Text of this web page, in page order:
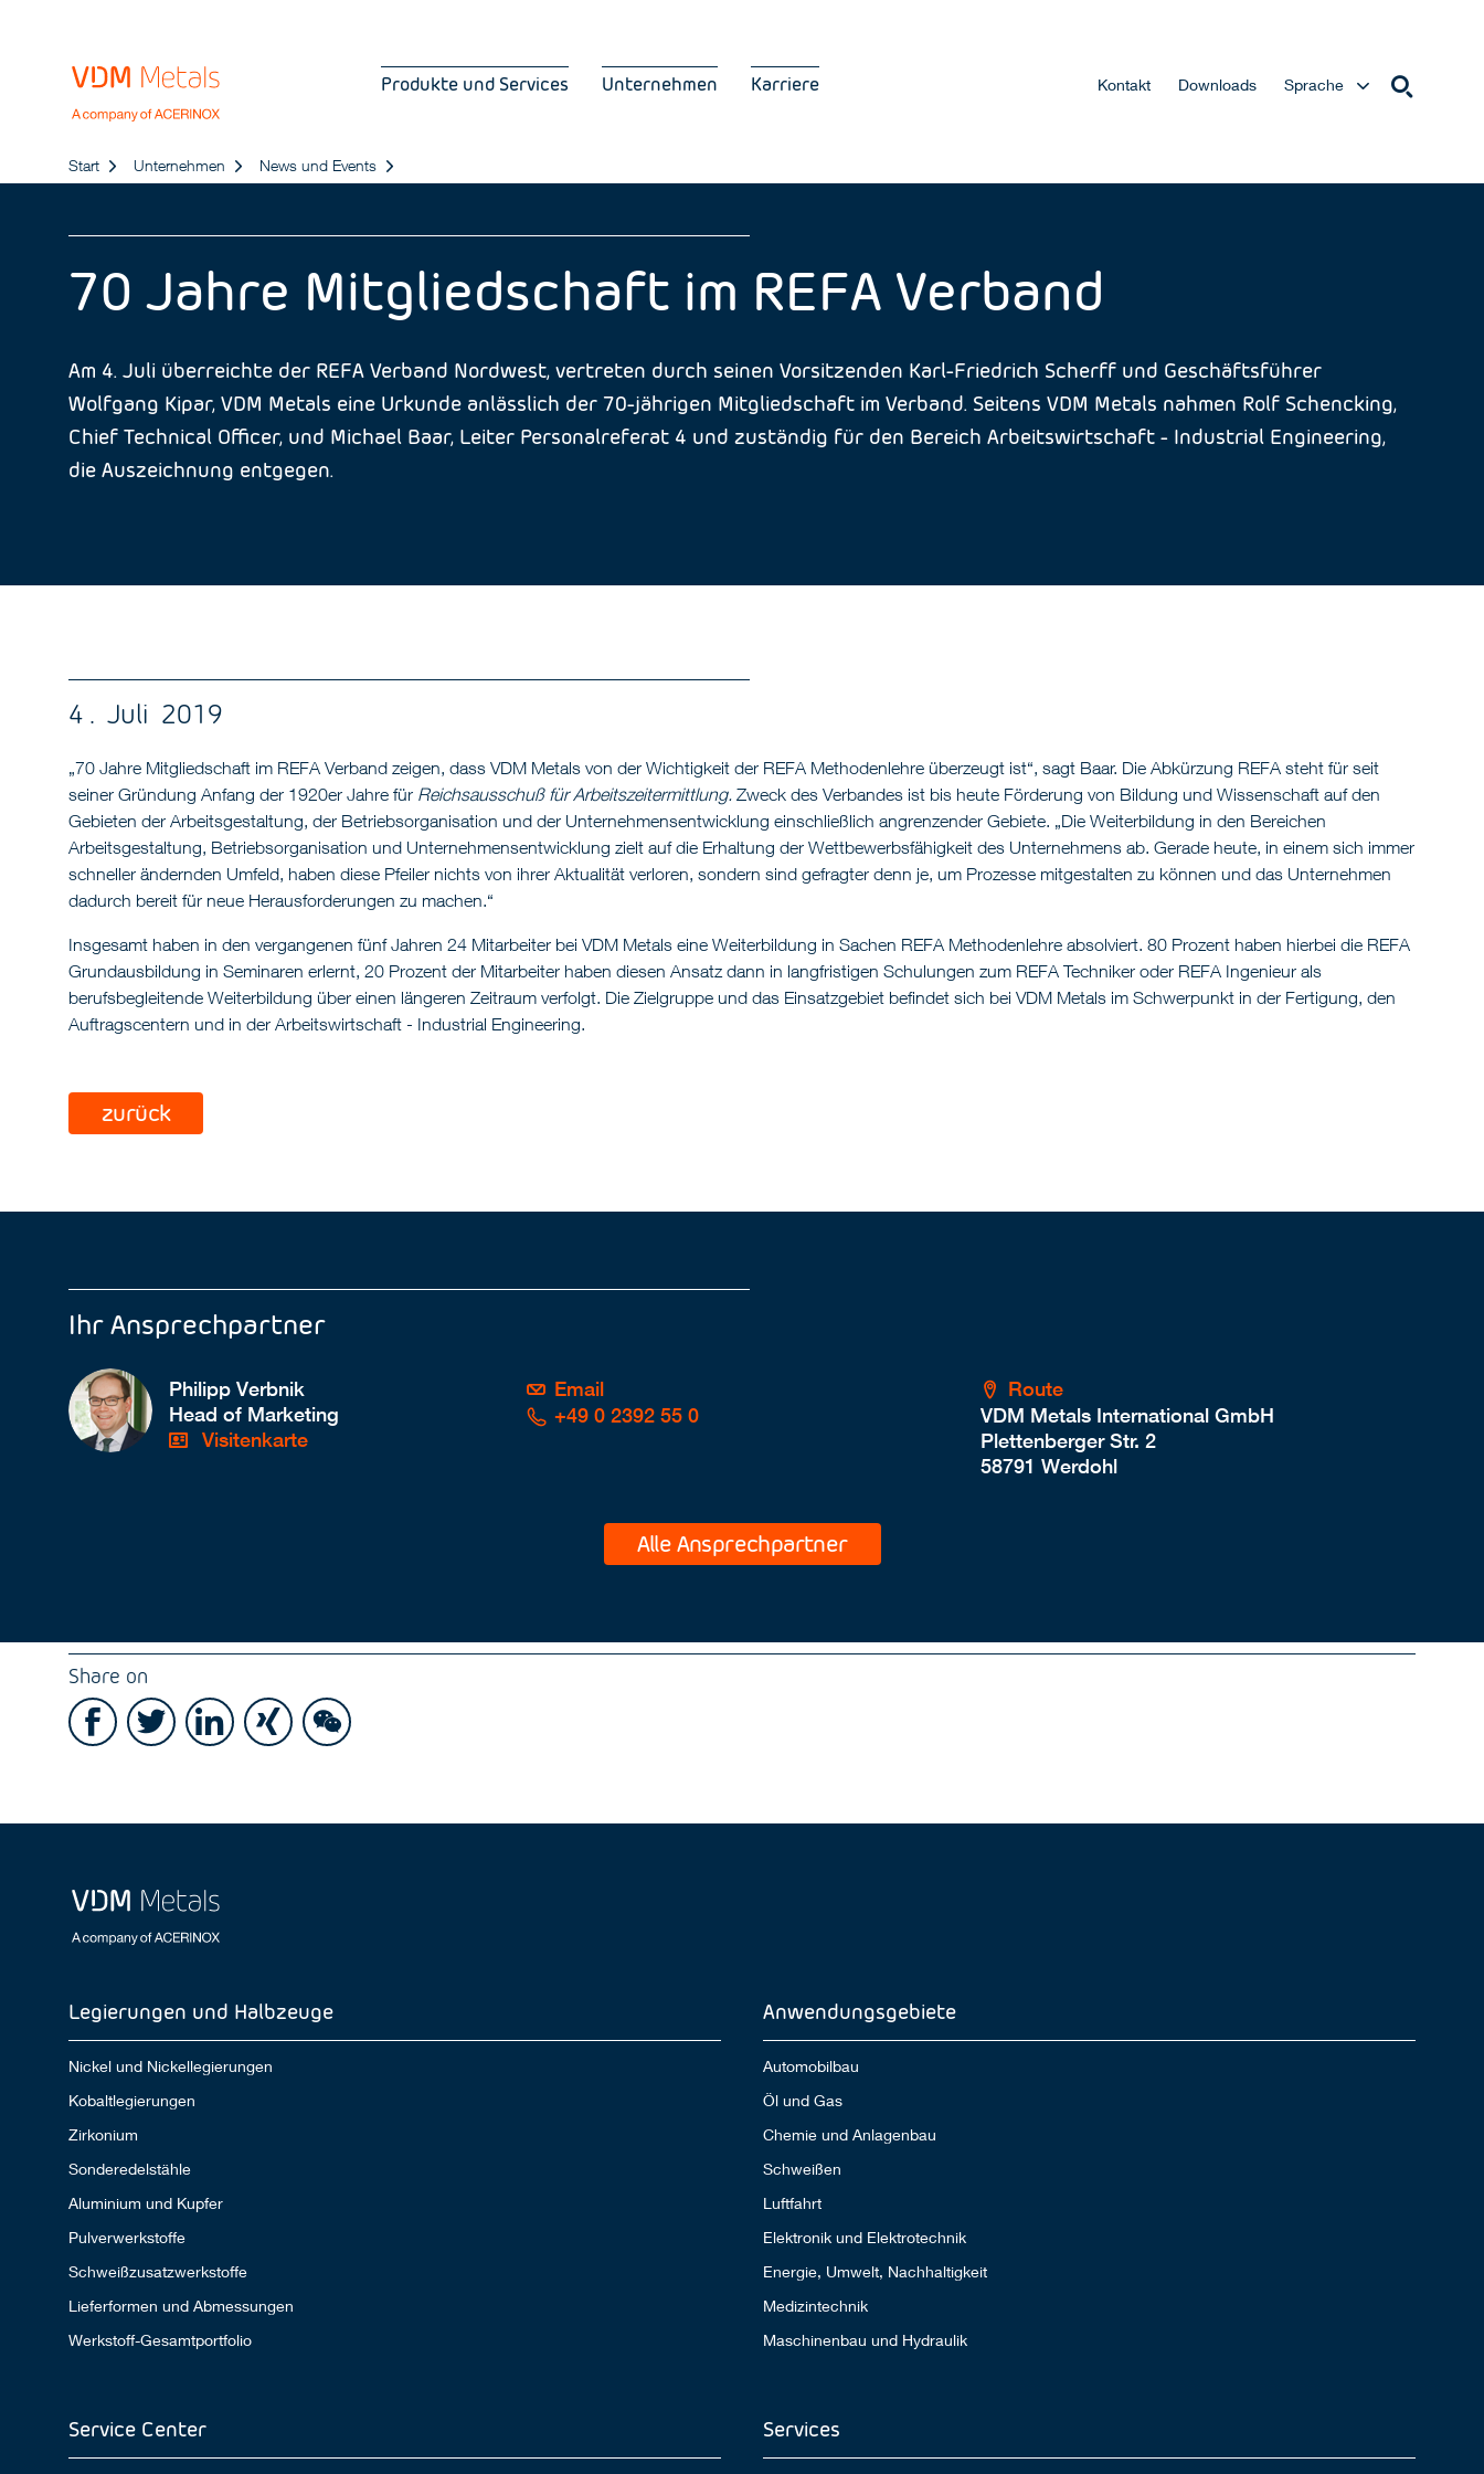
Produkte und Services Unternehmen Karriere Kontakt Downloads Sprache
Start Unternehmen News und Events
70 Jahre Mitgliedschaft im REFA Verband
Am 4. Juli überreichte der REFA Verband Nordwest, vertreten durch seinen Vorsitzenden Karl-Friedrich Scherff und Geschäftsführer
Wolfgang Kipar, VDM Metals eine Urkunde anlässlich der 70-jährigen Mitgliedschaft im Verband. Seitens VDM Metals nahmen Rolf Schencking,
Chief Technical Officer, und Michael Baar, Leiter Personalreferat 4 und zuständig für den Bereich Arbeitswirtschaft - Industrial Engineering,
die Auszeichnung entgegen.
4 . Juli 2019
„70 Jahre Mitgliedschaft im REFA Verband zeigen, dass VDM Metals von der Wichtigkeit der REFA Methodenlehre überzeugt ist“, sagt Baar. Die Abkürzung REFA steht für seit
seiner Gründung Anfang der 1920er Jahre für Reichsausschuß für Arbeitszeitermittlung. Zweck des Verbandes ist bis heute Förderung von Bildung und Wissenschaft auf den
Gebieten der Arbeitsgestaltung, der Betriebsorganisation und der Unternehmensentwicklung einschließlich angrenzender Gebiete. „Die Weiterbildung in den Bereichen
Arbeitsgestaltung, Betriebsorganisation und Unternehmensentwicklung zielt auf die Erhaltung der Wettbewerbsfähigkeit des Unternehmens ab. Gerade heute, in einem sich immer
schneller ändernden Umfeld, haben diese Pfeiler nichts von ihrer Aktualität verloren, sondern sind gefragter denn je, um Prozesse mitgestalten zu können und das Unternehmen
dadurch bereit für neue Herausforderungen zu machen.“
Insgesamt haben in den vergangenen fünf Jahren 24 Mitarbeiter bei VDM Metals eine Weiterbildung in Sachen REFA Methodenlehre absolviert. 80 Prozent haben hierbei die REFA
Grundausbildung in Seminaren erlernt, 20 Prozent der Mitarbeiter haben diesen Ansatz dann in langfristigen Schulungen zum REFA Techniker oder REFA Ingenieur als
berufsbegleitende Weiterbildung über einen längeren Zeitraum verfolgt. Die Zielgruppe und das Einsatzgebiet befindet sich bei VDM Metals im Schwerpunkt in der Fertigung, den
Auftragscentern und in der Arbeitswirtschaft - Industrial Engineering.
zurück
Ihr Ansprechpartner
Philipp Verbnik
Head of Marketing
Visitenkarte
Route
VDM Metals International GmbH
Plettenberger Str. 2
58791 Werdohl
Email
+49 0 2392 55 0
Alle Ansprechpartner
Share on
Legierungen und Halbzeuge
Nickel und Nickellegierungen
Kobaltlegierungen
Zirkonium
Sonderedelstähle
Aluminium und Kupfer
Pulverwerkstoffe
Schweißzusatzwerkstoffe
Lieferformen und Abmessungen
Werkstoff-Gesamtportfolio
Anwendungsgebiete
Automobilbau
Öl und Gas
Chemie und Anlagenbau
Schweißen
Luftfahrt
Elektronik und Elektrotechnik
Energie, Umwelt, Nachhaltigkeit
Medizintechnik
Maschinenbau und Hydraulik
Service Center Services